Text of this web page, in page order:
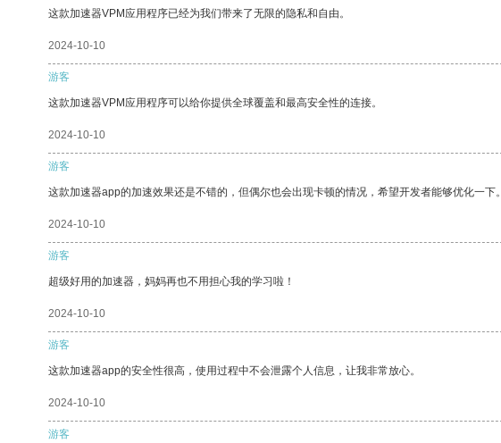
这款加速器VPM应用程序已经为我们带来了无限的隐私和自由。
2024-10-10
游客
这款加速器VPM应用程序可以给你提供全球覆盖和最高安全性的连接。
2024-10-10
游客
这款加速器app的加速效果还是不错的，但偶尔也会出现卡顿的情况，希望开发者能够优化一下。
2024-10-10
游客
超级好用的加速器，妈妈再也不用担心我的学习啦！
2024-10-10
游客
这款加速器app的安全性很高，使用过程中不会泄露个人信息，让我非常放心。
2024-10-10
游客